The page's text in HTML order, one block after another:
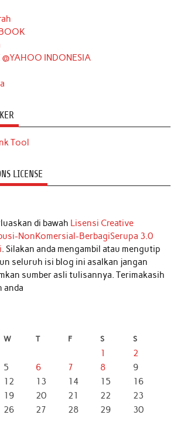
@YAHOO INDONESIA
LICENSE
di bawah Lisensi Creative
NonKomersial-BerbagiSerupa 3.0
. Silakan anda mengambil atau mengutip
seluruh isi blog ini asalkan jangan
sumber asli tulisannya. Terimakasih
anda
W T F S S
1
2
5 6 7 8
9
12 13 14 15
16
19 20 21 22
23
26 27 28 29
30